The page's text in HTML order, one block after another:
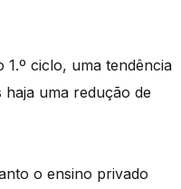
ciclo, uma tendência
uma redução de
o ensino privado